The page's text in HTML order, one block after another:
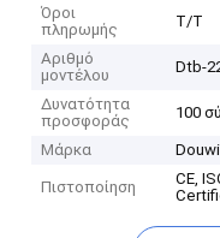
Όροι
πληρωμής
T/T
Αριθμό
μοντέλου
Dtb-
Δυνατότητα
προσφοράς
100
Μάρκα
Πιστοποίηση
CE,